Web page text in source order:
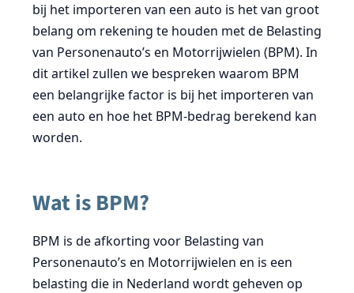
bij het importeren van een auto is het van groot
belang om rekening te houden met de Belasting
van Personenauto’s en Motorrijwielen (BPM). In
dit artikel zullen we bespreken waarom BPM
een belangrijke factor is bij het importeren van
een auto en hoe het BPM-bedrag berekend kan
worden.
Wat is BPM?
BPM is de afkorting voor Belasting van
Personenauto’s en Motorrijwielen en is een
belasting die in Nederland wordt geheven op